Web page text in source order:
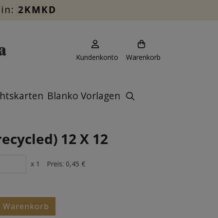
2KMKD
Kundenkonto Warenkorb
Blanko Vorlagen
12 X 12
x 1 Preis: 0,45 €
Warenkorb